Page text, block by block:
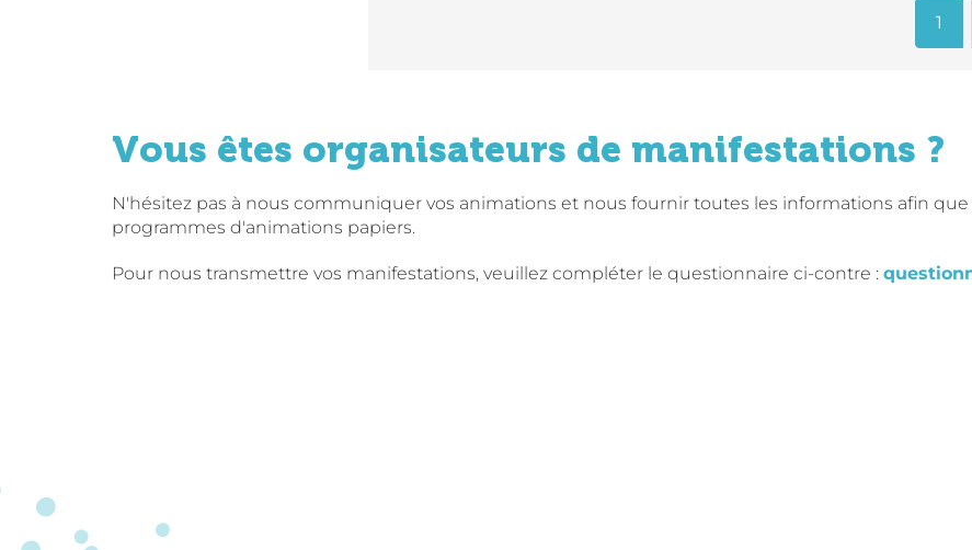
1
Vous êtes organisateurs de manifestations ?
N'hésitez pas à nous communiquer vos animations et nous fournir toutes les informations afin
programmes d'animations papiers.
Pour nous transmettre vos manifestations, veuillez compléter le questionnaire ci-contre :